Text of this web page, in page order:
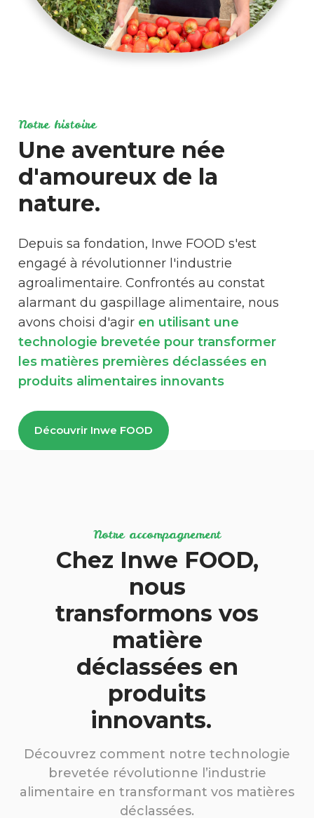
Notre histoire
Une aventure née
d'amoureux de la
nature.
Depuis sa fondation, Inwe FOOD s'est
engagé à révolutionner l'industrie
agroalimentaire. Confrontés au constat
alarmant du gaspillage alimentaire, nous
avons choisi d'agir en utilisant une
technologie brevetée pour transformer
les matières premières déclassées en
produits alimentaires innovants
Découvrir Inwe FOOD
Notre accompagnement
Chez Inwe FOOD,
nous
transformons vos
matière
déclassées en
produits
innovants.
Découvrez comment notre technologie
brevetée révolutionne l’industrie
alimentaire en transformant vos matières
déclassées.